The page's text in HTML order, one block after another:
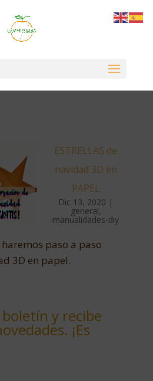
ESTRELLAS de
navidad 3D en
PAPEL
Dic 13, 2020 |
general,
manualidades-diy
paso a paso
3D en papel.
y recibe
¡Es